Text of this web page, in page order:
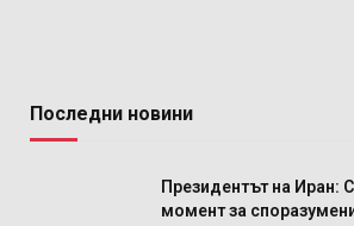
Последни новини
Президентът на Иран:
момент за